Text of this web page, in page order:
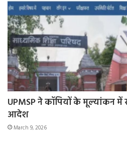
UPMSP ने कॉपियों के मूल्यांकन में
आदेश
March 9, 2026